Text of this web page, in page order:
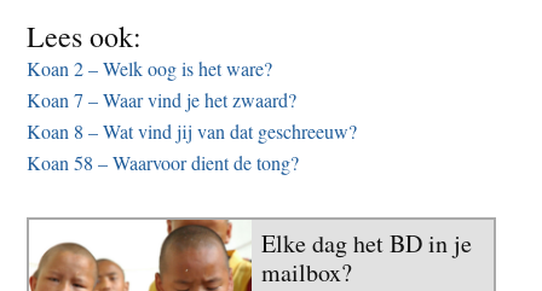
Lees ook:
Koan 2 – Welk oog is het ware?
Koan 7 – Waar vind je het zwaard?
Koan 8 – Wat vind jij van dat geschreeuw?
Koan 58 – Waarvoor dient de tong?
Elke dag het BD in je
mailbox?